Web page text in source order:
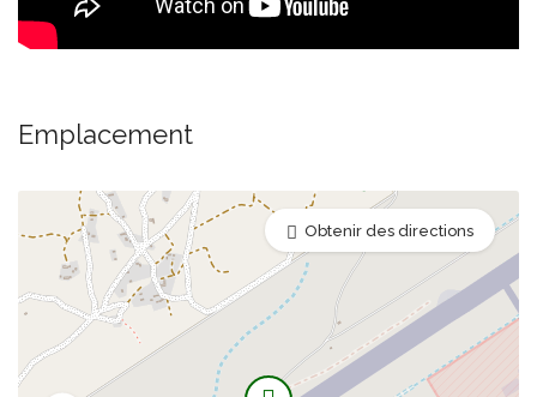
Emplacement
Obtenir des directions